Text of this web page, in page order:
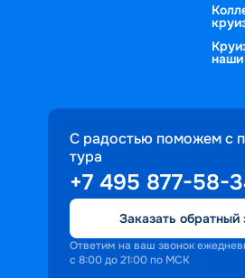
С радостью поможем с
тура
+7 495 877-58-
Заказать обратный
Ответим на ваш звонок
с 8:00 до 21:00 по МСК